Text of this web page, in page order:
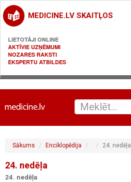
MEDICINE.LV SKAITĻOS
LIETOTĀJI ONLINE
AKTĪVIE UZŅĒMUMI
NOZARES RAKSTI
EKSPERTU ATBILDES
Sākums Enciklopēdija 24. nedēļa
24. nedēļa
24. nedēļa